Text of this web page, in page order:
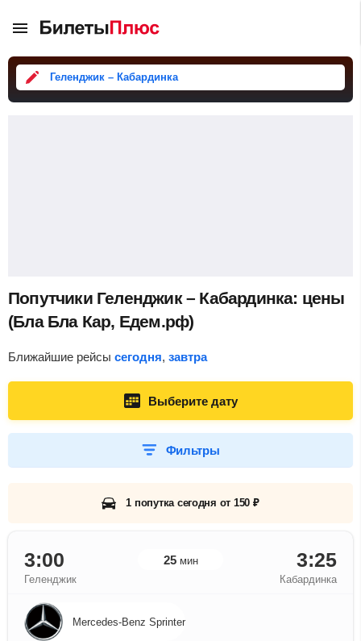
Геленджик – Кабардинка
Попутчики Геленджик – Кабардинка: цены
(Бла Бла Кар, Едем.рф)
Ближайшие рейсы сегодня, завтра
Выберите дату
Фильтры
1 попутка сегодня от 150 ₽
3:00 25 мин 3:25
Геленджик Кабардинка
Mercedes-Benz Sprinter